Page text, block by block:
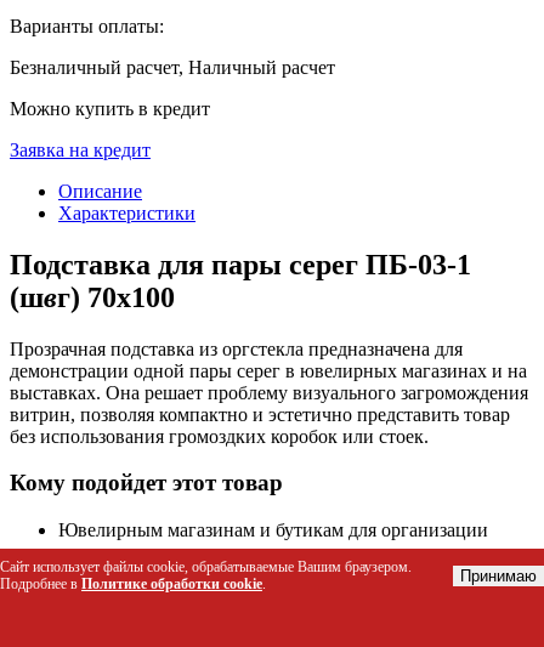
Варианты оплаты:
Безналичный расчет, Наличный расчет
Можно купить в кредит
Заявка на кредит
Описание
Характеристики
Подставка для пары серег ПБ-03-1
(швг) 70х100
Прозрачная подставка из оргстекла предназначена для
демонстрации одной пары серег в ювелирных магазинах и на
выставках. Она решает проблему визуального загромождения
витрин, позволяя компактно и эстетично представить товар
без использования громоздких коробок или стоек.
Кому подойдет этот товар
Ювелирным магазинам и бутикам для организации
чистых и аккуратных витрин
Продавцам на маркетплейсах и ярмарках handmade-
украшений
Сайт использует файлы cookie, обрабатываемые Вашим браузером.
Подробнее в Политике обработки cookie. Принимаю